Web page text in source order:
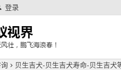
登录
贝生吉犬-贝生吉犬寿命-贝生吉犬